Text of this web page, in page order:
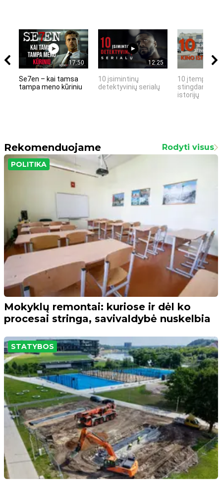
17:50
Se7en – kai tamsa
tampa meno kūriniu
12:25
10 įsimintinų
detektyvinių serialų
10 įtemptų,
stingdančių
istorijų
Rekomenduojame Rodyti visus
POLITIKA
Mokyklų remontai: kuriose ir dėl ko
procesai stringa, savivaldybė nuskelbia
STATYBOS